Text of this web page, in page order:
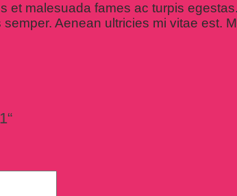
et malesuada fames ac turpis
Aenean ultricies mi vitae est.